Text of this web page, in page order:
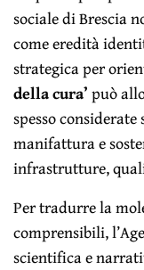
sociale di Brescia
come eredità
strategica per
della cura’può
spesso
manifattura e
infrastrutture,
Per tradurre la
comprensibili,
scientifica e